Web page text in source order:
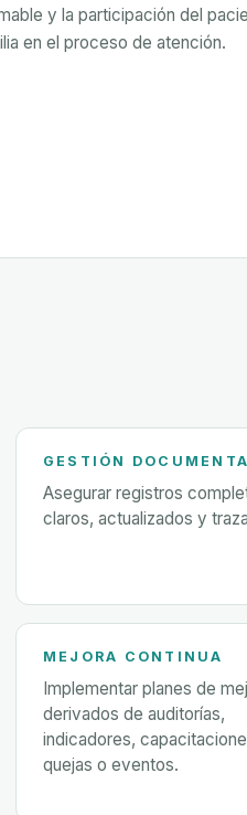
y la participación del
en el proceso de atención.
GESTIÓN
Asegurar registros
claros, actualizados y
MEJORA CONTINUA
Implementar planes de
derivados de auditorías,
indicadores,
quejas o eventos.